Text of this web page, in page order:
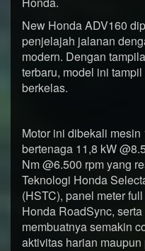
New Honda ADV160
penjelajah jalanan
modern. Dengan
terbaru, model ini
berkelas.
Motor ini dibekali
bertenaga 11,8 kW
Nm @6.500 rpm yang
Teknologi Honda
(HSTC), panel meter
Honda RoadSync,
membuatnya semakin
aktivitas harian